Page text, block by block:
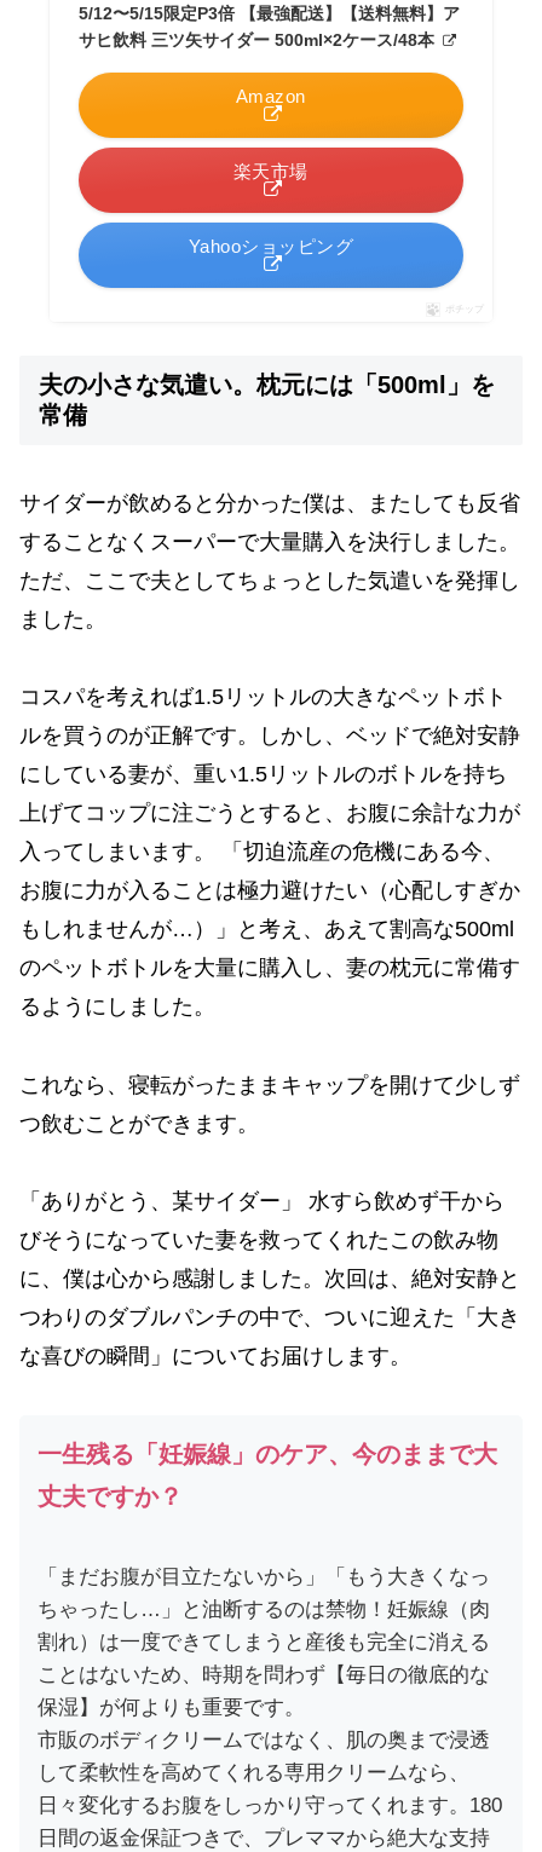
5/12〜5/15限定P3倍 【最強配送】【送料無料】ア
サヒ飲料 三ツ矢サイダー 500ml×2ケース/48本
Amazon
楽天市場
Yahooショッピング
ポチップ
夫の小さな気遣い。枕元には「500ml」を
常備
サイダーが飲めると分かった僕は、またしても反省
することなくスーパーで大量購入を決行しました。
ただ、ここで夫としてちょっとした気遣いを発揮し
ました。
コスパを考えれば1.5リットルの大きなペットボト
ルを買うのが正解です。しかし、ベッドで絶対安静
にしている妻が、重い1.5リットルのボトルを持ち
上げてコップに注ごうとすると、お腹に余計な力が
入ってしまいます。 「切迫流産の危機にある今、
お腹に力が入ることは極力避けたい（心配しすぎか
もしれませんが…）」と考え、あえて割高な500ml
のペットボトルを大量に購入し、妻の枕元に常備す
るようにしました。
これなら、寝転がったままキャップを開けて少しず
つ飲むことができます。
「ありがとう、某サイダー」 水すら飲めず干から
びそうになっていた妻を救ってくれたこの飲み物
に、僕は心から感謝しました。次回は、絶対安静と
つわりのダブルパンチの中で、ついに迎えた「大き
な喜びの瞬間」についてお届けします。
一生残る「妊娠線」のケア、今のままで大
丈夫ですか？
「まだお腹が目立たないから」「もう大きくなっ
ちゃったし…」と油断するのは禁物！妊娠線（肉
割れ）は一度できてしまうと産後も完全に消える
ことはないため、時期を問わず【毎日の徹底的な
保湿】が何よりも重要です。
市販のボディクリームではなく、肌の奥まで浸透
して柔軟性を高めてくれる専用クリームなら、
日々変化するお腹をしっかり守ってくれます。180
日間の返金保証つきで、プレママから絶大な支持